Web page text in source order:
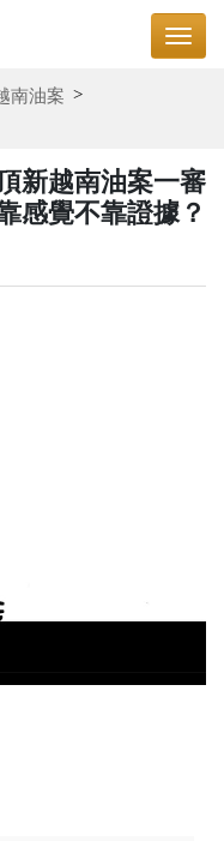
南油案
新越南油案一審
感覺不靠證據？